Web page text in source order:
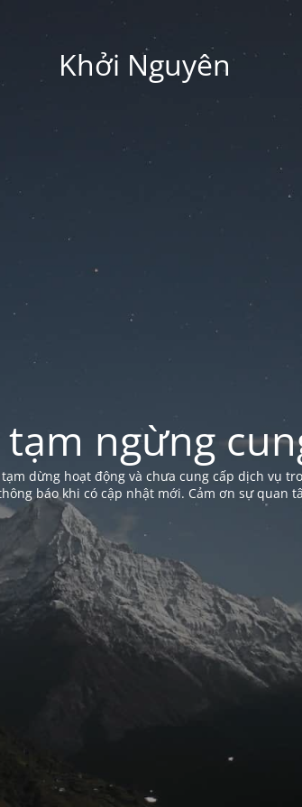
Khởi Nguyên
ngừng
dừng hoạt động và chưa cung cấp dịch vụ
báo khi có cập nhật mới. Cảm ơn sự quan